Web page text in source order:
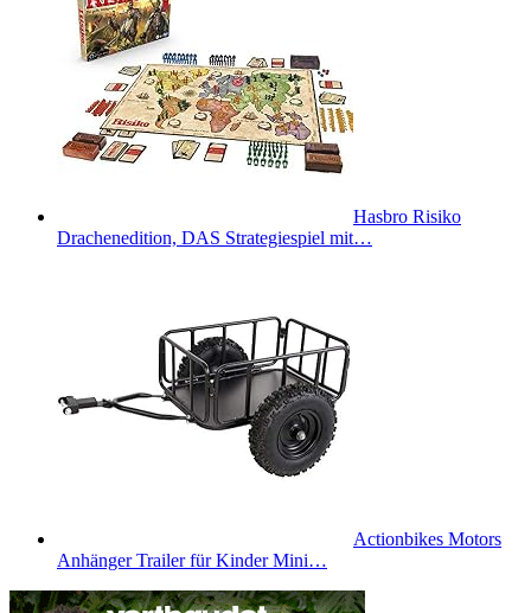
Hasbro Risiko
Drachenedition, DAS Strategiespiel mit…
Actionbikes Motors
Anhänger Trailer für Kinder Mini…